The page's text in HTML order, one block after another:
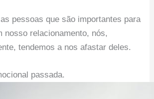
pessoas que são importantes para
nosso relacionamento, nós,
tendemos a nos afastar deles.
passada.